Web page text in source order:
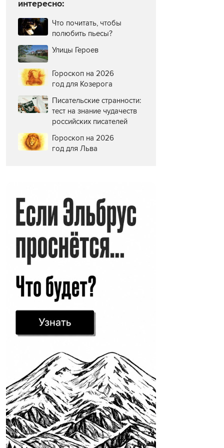
интересно:
Что почитать, чтобы
полюбить пьесы?
Улицы Героев
Гороскоп на 2026
год для Козерога
Писательские странности:
тест на знание чудачеств
российских писателей
Гороскоп на 2026
год для Льва